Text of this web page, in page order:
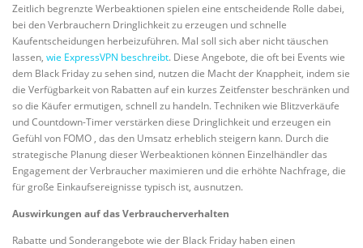
Zeitlich begrenzte Werbeaktionen spielen eine entscheidende Rolle dabei,
bei den Verbrauchern Dringlichkeit zu erzeugen und schnelle
Kaufentscheidungen herbeizuführen. Mal soll sich aber nicht täuschen
lassen, wie ExpressVPN beschreibt. Diese Angebote, die oft bei Events wie
dem Black Friday zu sehen sind, nutzen die Macht der Knappheit, indem sie
die Verfügbarkeit von Rabatten auf ein kurzes Zeitfenster beschränken und
so die Käufer ermutigen, schnell zu handeln. Techniken wie Blitzverkäufe
und Countdown-Timer verstärken diese Dringlichkeit und erzeugen ein
Gefühl von FOMO , das den Umsatz erheblich steigern kann. Durch die
strategische Planung dieser Werbeaktionen können Einzelhändler das
Engagement der Verbraucher maximieren und die erhöhte Nachfrage, die
für große Einkaufsereignisse typisch ist, ausnutzen.
Auswirkungen auf das Verbraucherverhalten
Rabatte und Sonderangebote wie der Black Friday haben einen